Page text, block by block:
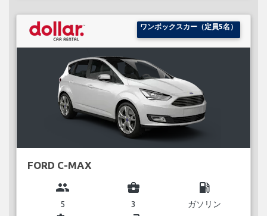
ワンボックスカー（定員5名）
FORD C-MAX
group
5
business_center
3
local_gas_station
ガソリン